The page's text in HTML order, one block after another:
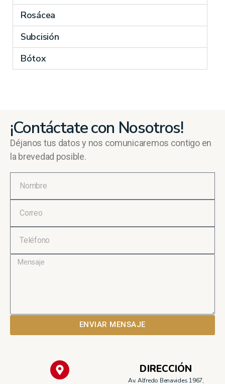
Rosácea
Subcisión
Bótox
¡Contáctate con Nosotros!
Déjanos tus datos y nos comunicaremos contigo en
la brevedad posible.
ENVIAR MENSAJE
DIRECCIÓN
Av. Alfredo Benavides 1967,